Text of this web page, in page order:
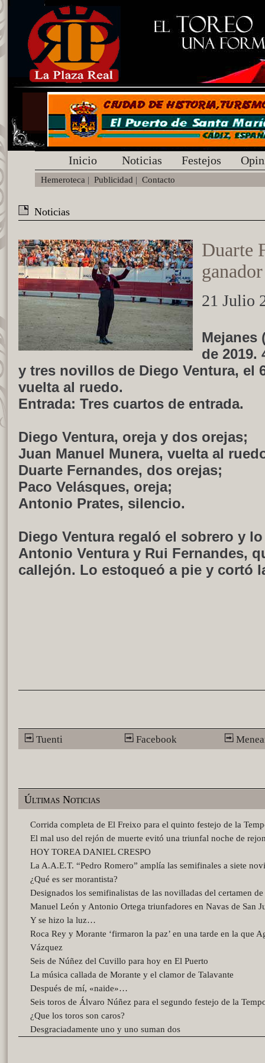
Inicio Noticias Festejos
Hemeroteca | Publicidad | Contacto
Noticias
Duarte
21 Julio
Mejanes
de 2019.
y tres novillos de Diego Ventura, el
vuelta al ruedo.
Entrada: Tres cuartos de entrada.
Diego Ventura, oreja y dos orejas;
Juan Manuel Munera, vuelta al
Duarte Fernandes, dos orejas;
Paco Velásques, oreja;
Antonio Prates, silencio.
Diego Ventura regaló el sobrero y
Antonio Ventura y Rui Fernandes,
callejón. Lo estoqueó a pie y cortó
Tuenti Facebook
Últimas Noticias
Corrida completa de El Freixo para el quinto festejo de la
El mal uso del rejón de muerte evitó una triunfal noche de
HOY TOREA DANIEL CRESPO
La A.A.E.T. “Pedro Romero” amplía las semifinales a siete
¿Qué es ser morantista?
Designados los semifinalistas de las novilladas del certamen
Manuel León y Antonio Ortega triunfadores en Navas de San
Y se hizo la luz…
Roca Rey y Morante ‘firmaron la paz’ en una tarde en la que
Vázquez
Seis de Núñez del Cuvillo para hoy en El Puerto
La música callada de Morante y el clamor de Talavante
Después de mí, «naide»…
Seis toros de Álvaro Núñez para el segundo festejo de la
¿Que los toros son caros?
Desgraciadamente uno y uno suman dos